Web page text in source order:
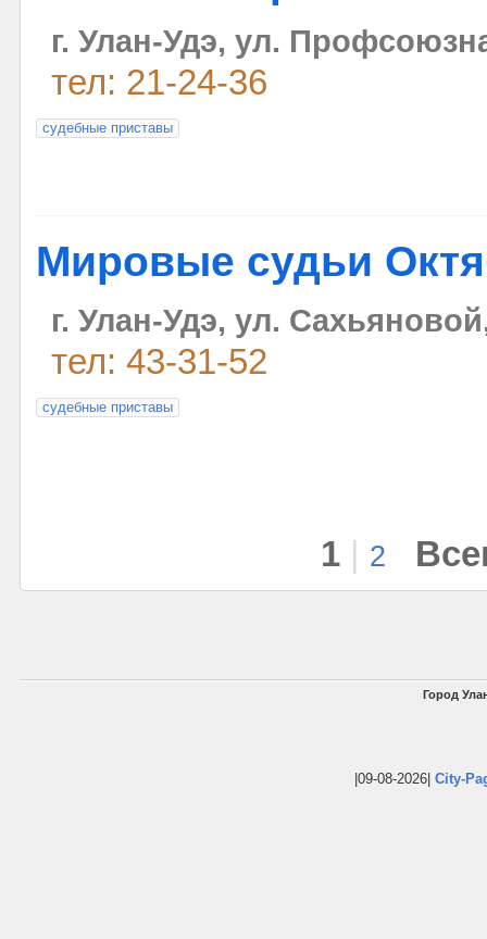
г. Улан-Удэ, ул.
тел: 21-24-36
судебные приставы
Мировые судьи
г. Улан-Удэ, ул.
тел: 43-31-52
судебные приставы
1 2
Город
|09-08-2026| City-